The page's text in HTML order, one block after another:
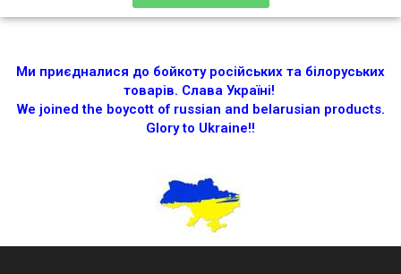
Ми приєдналися до бойкоту російських та білоруських
товарів. Слава Україні!
We joined the boycott of russian and belarusian products.
Glory to Ukraine!!